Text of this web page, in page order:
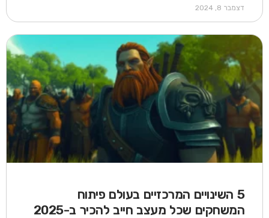
דצמבר 8, 2024
5 השינויים המרכזיים בעולם פיתוח
המשחקים שכל מעצב חייב להכיר ב-2025